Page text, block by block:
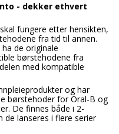
- dekker ethvert
fungere etter hensikten,
fra tid til annen.
de originale
børstehodene fra
med kompatible
og har
børstehoder for Oral-B og
De finnes både i 2-
de lanseres i flere serier